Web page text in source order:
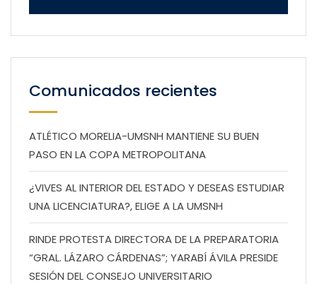
Comunicados recientes
ATLÉTICO MORELIA-UMSNH MANTIENE SU BUEN
PASO EN LA COPA METROPOLITANA
¿VIVES AL INTERIOR DEL ESTADO Y DESEAS ESTUDIAR
UNA LICENCIATURA?, ELIGE A LA UMSNH
RINDE PROTESTA DIRECTORA DE LA PREPARATORIA
“GRAL. LÁZARO CÁRDENAS”; YARABÍ ÁVILA PRESIDE
SESIÓN DEL CONSEJO UNIVERSITARIO